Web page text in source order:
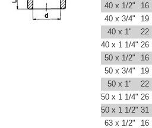
40 x 1/2"
16
40 x 3/4"
19
40 x 1"
22
40 x 1 1/4" 26
50 x 1/2"
16
50 x 3/4"
19
50 x 1"
22
50 x 1 1/4" 26
50 x 1 1/2" 31
63 x 1/2"
16